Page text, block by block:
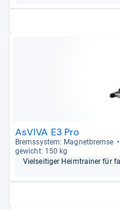
AsVIVA E3 Pro
Brems­sys­tem: Magnet­bremse
ge­wicht: 150 kg
Viel­sei­ti­ger Heim­trai­ner für